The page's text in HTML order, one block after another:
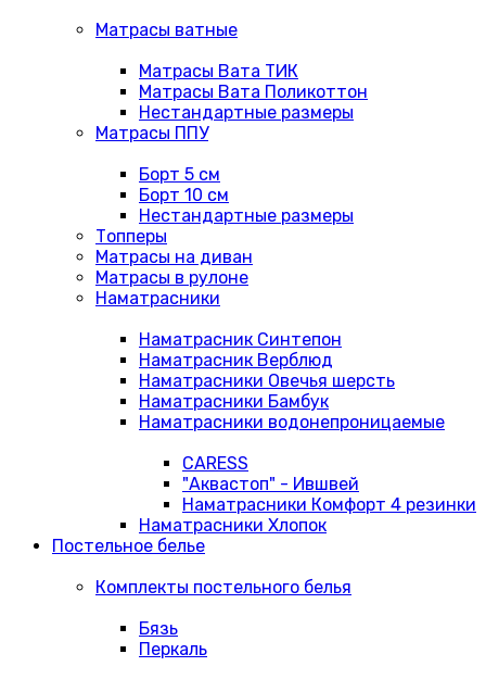
Матрасы ватные
Матрасы Вата ТИК
Матрасы Вата Поликоттон
Нестандартные размеры
Матрасы ППУ
Борт 5 см
Борт 10 см
Нестандартные размеры
Топперы
Матрасы на диван
Матрасы в рулоне
Наматрасники
Наматрасник Синтепон
Наматрасник Верблюд
Наматрасники Овечья шерсть
Наматрасники Бамбук
Наматрасники водонепроницаемые
CARESS
"Аквастоп" - Ившвей
Наматрасники Комфорт 4 резинки
Наматрасники Хлопок
Постельное белье
Комплекты постельного белья
Бязь
Перкаль